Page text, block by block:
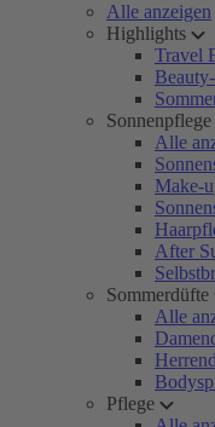
Alle anzeigen
Highlights
Travel
Sonnenpflege
Alle
Make-
After
Sommerdüfte
Alle
Pflege